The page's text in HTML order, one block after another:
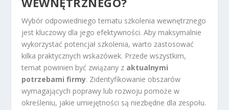
Wybór odpowiedniego tematu szkolenia wewnętrznego
jest kluczowy dla jego efektywności. Aby maksymalnie
wykorzystać potencjał szkolenia, warto zastosować
kilka praktycznych wskazówek. Przede wszystkim,
temat powinien być związany z aktualnymi
potrzebami firmy. Zidentyfikowanie obszarów
wymagających poprawy lub rozwoju pomoże w
określeniu, jakie umiejętności są niezbędne dla zespołu.